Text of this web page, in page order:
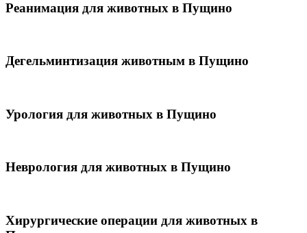
Реанимация для животных в Пущино
Дегельминтизация животным в Пущино
Урология для животных в Пущино
Неврология для животных в Пущино
Хирургические операции для животных в